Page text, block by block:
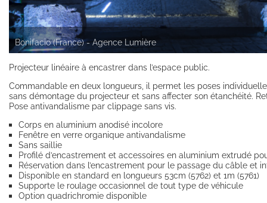
Bonifacio (France) - Agence Lumière
Projecteur linéaire à encastrer dans l’espace public.
Commandable en deux longueurs, il permet les poses
sans démontage du projecteur et sans affecter son étanchéité.
Pose antivandalisme par clippage sans vis.
Corps en aluminium anodisé incolore
Fenêtre en verre organique antivandalisme
Sans saillie
Profilé d’encastrement et accessoires en aluminium extrudé
Réservation dans l’encastrement pour le passage du câble et
Disponible en standard en longueurs 53cm (5762) et 1m (5761)
Supporte le roulage occasionnel de tout type de véhicule
Option quadrichromie disponible